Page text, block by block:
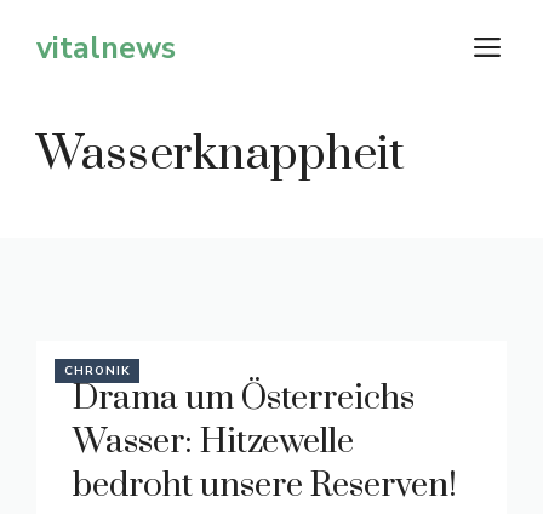
Inhaltvitalnews
Wasserknappheit
CHRONIK
Drama um Österreichs
Wasser: Hitzewelle
bedroht unsere Reserven!